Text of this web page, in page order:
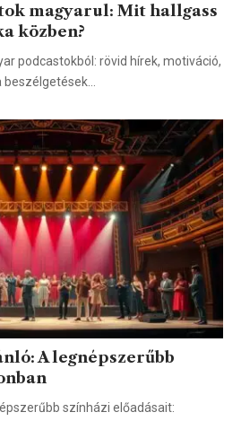
magyarul: Mit hallgass
közben?
podcastokból: rövid hírek, motiváció,
A legnépszerűbb
színházi előadásait: